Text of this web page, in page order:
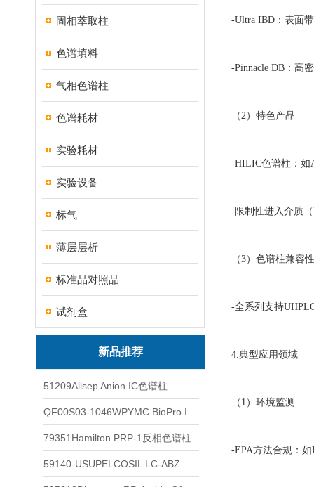
固相萃取柱
色谱填料
气相色谱柱
色谱耗材
实验耗材
实验设备
标气
薄层层析
标准品对照品
试剂盒
新品推荐
51209Allsep Anion IC色谱柱
79351Hamilton PRP-1反相色谱柱
-Ultra IBD：表面
-Pinnacle DB：高
（2）特色产品
-HILIC色谱柱：如
-限制性进入介质
（3）色谱柱兼容性
-全系列支持
4.典型应用领域
（1）环境监测
-EPA方法合规：